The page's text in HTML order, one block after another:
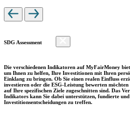
SDG Assessment
Die verschiedenen Indikatoren auf MyFairMoney
um Ihnen zu helfen, Ihre Investitionen mit Ihren
Einklang zu bringen. Ob Sie einen realen Einfluss
investieren oder die ESG-Leistung bewerten
auf Ihre spezifischen Ziele zugeschnitten sind. Das
Indikators kann Sie dabei unterstützen, fundierte
Investitionsentscheidungen zu treffen.